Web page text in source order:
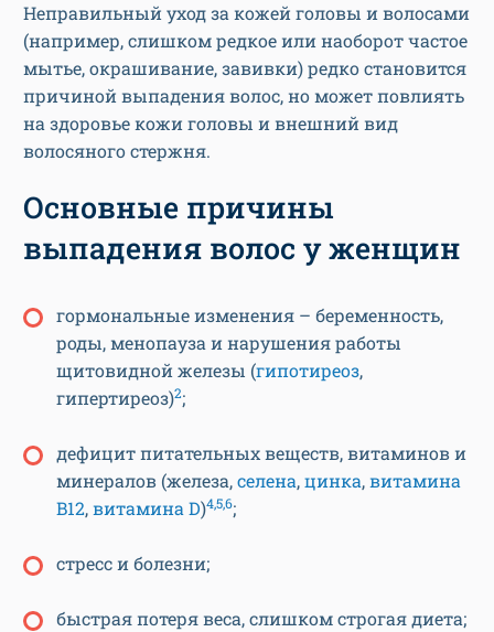
Неправильный уход за кожей головы и волосами
(например, слишком редкое или наоборот частое
мытье, окрашивание, завивки) редко становится
причиной выпадения волос, но может повлиять
на здоровье кожи головы и внешний вид
волосяного стержня.
Основные причины
выпадения волос у женщин
гормональные изменения – беременность,
роды, менопауза и нарушения работы
щитовидной железы (гипотиреоз,
гипертиреоз)2;
дефицит питательных веществ, витаминов и
минералов (железа,селена,цинка,витамина
B12,витамина D)4,5,6;
стресс и болезни;
быстрая потеря веса, слишком строгая диета;